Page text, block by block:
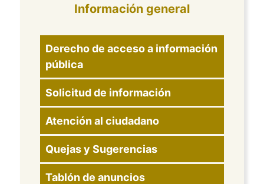
Información general
Derecho de acceso a información
pública
Solicitud de información
Atención al ciudadano
Quejas y Sugerencias
Tablón de anuncios